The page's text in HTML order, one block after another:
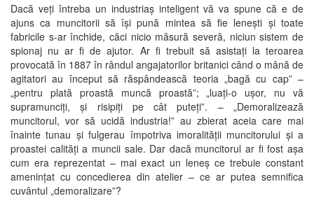
Dacă veți întreba un industriaș inteligent vă va spune că e de
ajuns ca muncitorii să își pună mintea să fie lenești și toate
fabricile s-ar închide, căci nicio măsură severă, niciun sistem de
spionaj nu ar fi de ajutor. Ar fi trebuit să asistați la teroarea
provocată în 1887 în rândul angajatorilor britanici când o mână de
agitatori au început să răspândească teoria „bagă cu cap” –
„pentru plată proastă muncă proastă”; „luați-o ușor, nu vă
supramunciți, și risipiți pe cât puteți”. – „Demoralizează
muncitorul, vor să ucidă industria!” au zbierat aceia care mai
înainte tunau și fulgerau împotriva imoralității muncitorului și a
proastei calități a muncii sale. Dar dacă muncitorul ar fi fost așa
cum era reprezentat – mai exact un leneș ce trebuie constant
amenințat cu concedierea din atelier – ce ar putea semnifica
cuvântul „demoralizare”?